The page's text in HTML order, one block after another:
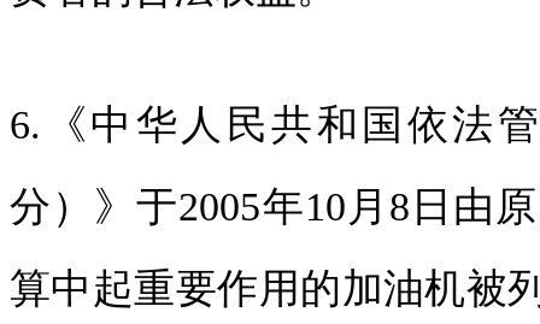
6.《中华人民共和国依法
分）》于2005年10月8日由
算中起重要作用的加油机被